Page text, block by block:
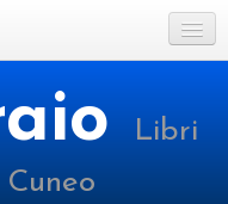
Libri